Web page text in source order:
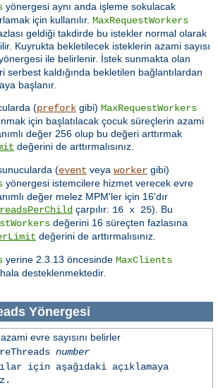
yönergesi aynı anda işleme sokulacak
için kullanılır. MaxRequestWorkers
geldiği takdirde bu istekler normal olarak
Kuyrukta bekletilecek isteklerin azami sayısı
ile belirlenir. İstek sunmakta olan
serbest kaldığında bekletilen bağlantılardan
başlanır.
(prefork gibi) MaxRequestWorkers
için başlatılacak çocuk süreçlerin azami
değer 256 olup bu değeri arttırmak
değerini de arttırmalısınız.
(event veya worker gibi)
yönergesi istemcilere hizmet verecek evre
değer melez MPM'ler için 16'dır
çarpılır: 16 x 25). Bu
değerini 16 süreçten fazlasına
değerini de arttırmalısınız.
yerine 2.3.13 öncesinde MaxClients
desteklenmektedir.
Yönergesi
evre sayısını belirler
number
için aşağıdaki açıklamaya